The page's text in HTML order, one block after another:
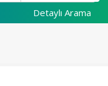
Detaylı Arama